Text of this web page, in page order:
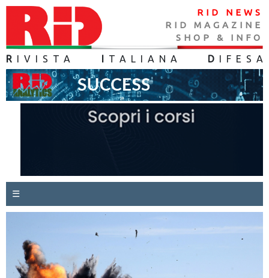
RID NEWS
RID MAGAZINE
SHOP & INFO
R IVISTA TALIANA D IFES A
☰